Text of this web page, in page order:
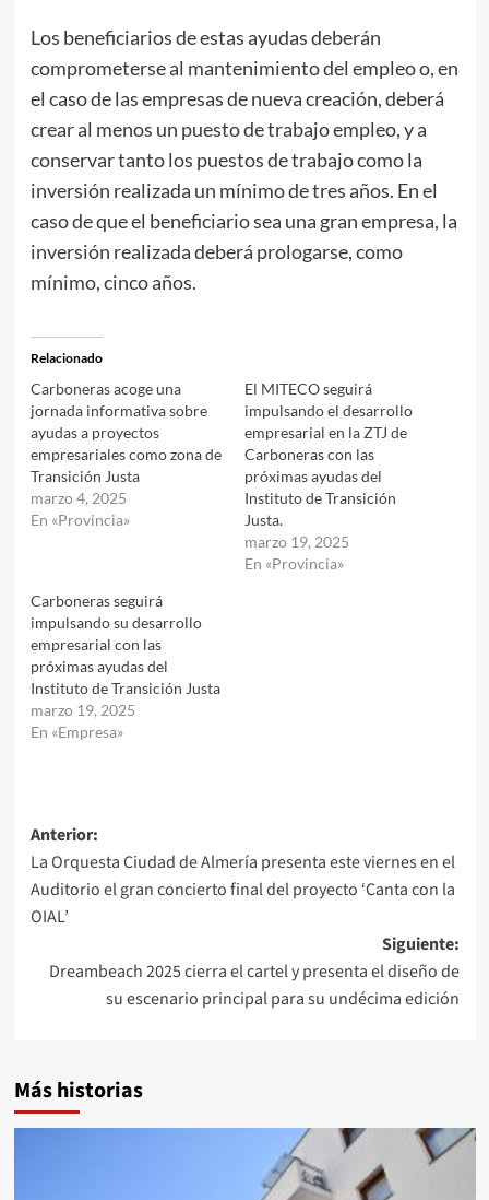
Los beneficiarios de estas ayudas deberán
comprometerse al mantenimiento del empleo o, en
el caso de las empresas de nueva creación, deberá
crear al menos un puesto de trabajo empleo, y a
conservar tanto los puestos de trabajo como la
inversión realizada un mínimo de tres años. En el
caso de que el beneficiario sea una gran empresa, la
inversión realizada deberá prologarse, como
mínimo, cinco años.
Relacionado
Carboneras acoge una
jornada informativa sobre
ayudas a proyectos
empresariales como zona de
Transición Justa
marzo 4, 2025
En «Provincia»
El MITECO seguirá
impulsando el desarrollo
empresarial en la ZTJ de
Carboneras con las
próximas ayudas del
Instituto de Transición
Justa.
marzo 19, 2025
En «Provincia»
Carboneras seguirá
impulsando su desarrollo
empresarial con las
próximas ayudas del
Instituto de Transición Justa
marzo 19, 2025
En «Empresa»
Navegación
de
entradas
Anterior:
La Orquesta Ciudad de Almería presenta este viernes en el
Auditorio el gran concierto final del proyecto ‘Canta con la
OIAL’
Siguiente:
Dreambeach 2025 cierra el cartel y presenta el diseño de
su escenario principal para su undécima edición
Más historias